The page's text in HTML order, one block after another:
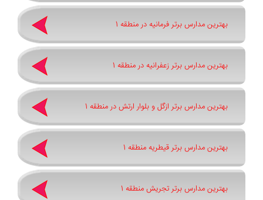
بهترین مدارس برتر فرمانیه در منطقه 1
بهترین مدارس برتر زعفرانیه در منطقه 1
بهترین مدارس برتر ازگل و بلوار ارتش در منطقه 1
بهترین مدارس برتر قیطریه منطقه 1
بهترین مدارس برتر تجریش منطقه 1